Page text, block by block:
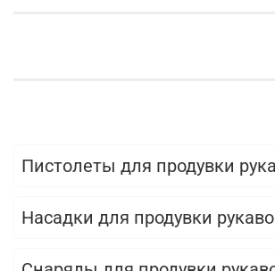
Пистолеты для продувки
Насадки для продувки